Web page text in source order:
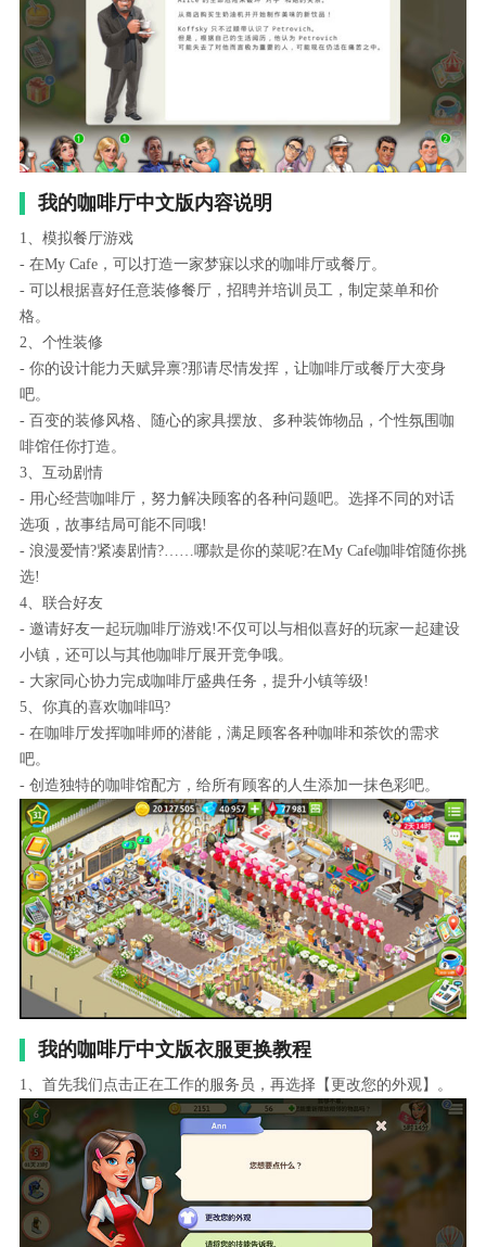
我的咖啡厅中文版内容说明
1、模拟餐厅游戏
- 在My Cafe，可以打造一家梦寐以求的咖啡厅或餐厅。
- 可以根据喜好任意装修餐厅，招聘并培训员工，制定菜单和价
格。
2、个性装修
- 你的设计能力天赋异禀?那请尽情发挥，让咖啡厅或餐厅大变身
吧。
- 百变的装修风格、随心的家具摆放、多种装饰物品，个性氛围咖
啡馆任你打造。
3、互动剧情
- 用心经营咖啡厅，努力解决顾客的各种问题吧。选择不同的对话
选项，故事结局可能不同哦!
- 浪漫爱情?紧凑剧情?……哪款是你的菜呢?在My Cafe咖啡馆随你挑
选!
4、联合好友
- 邀请好友一起玩咖啡厅游戏!不仅可以与相似喜好的玩家一起建设
小镇，还可以与其他咖啡厅展开竞争哦。
- 大家同心协力完成咖啡厅盛典任务，提升小镇等级!
5、你真的喜欢咖啡吗?
- 在咖啡厅发挥咖啡师的潜能，满足顾客各种咖啡和茶饮的需求
吧。
- 创造独特的咖啡馆配方，给所有顾客的人生添加一抹色彩吧。
我的咖啡厅中文版衣服更换教程
1、首先我们点击正在工作的服务员，再选择【更改您的外观】。